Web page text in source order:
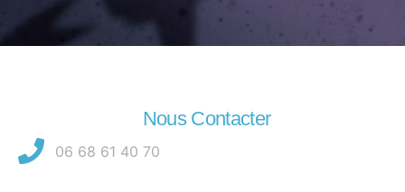
Nous Contacter
06 68 61 40 70